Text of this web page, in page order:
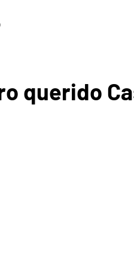
querido